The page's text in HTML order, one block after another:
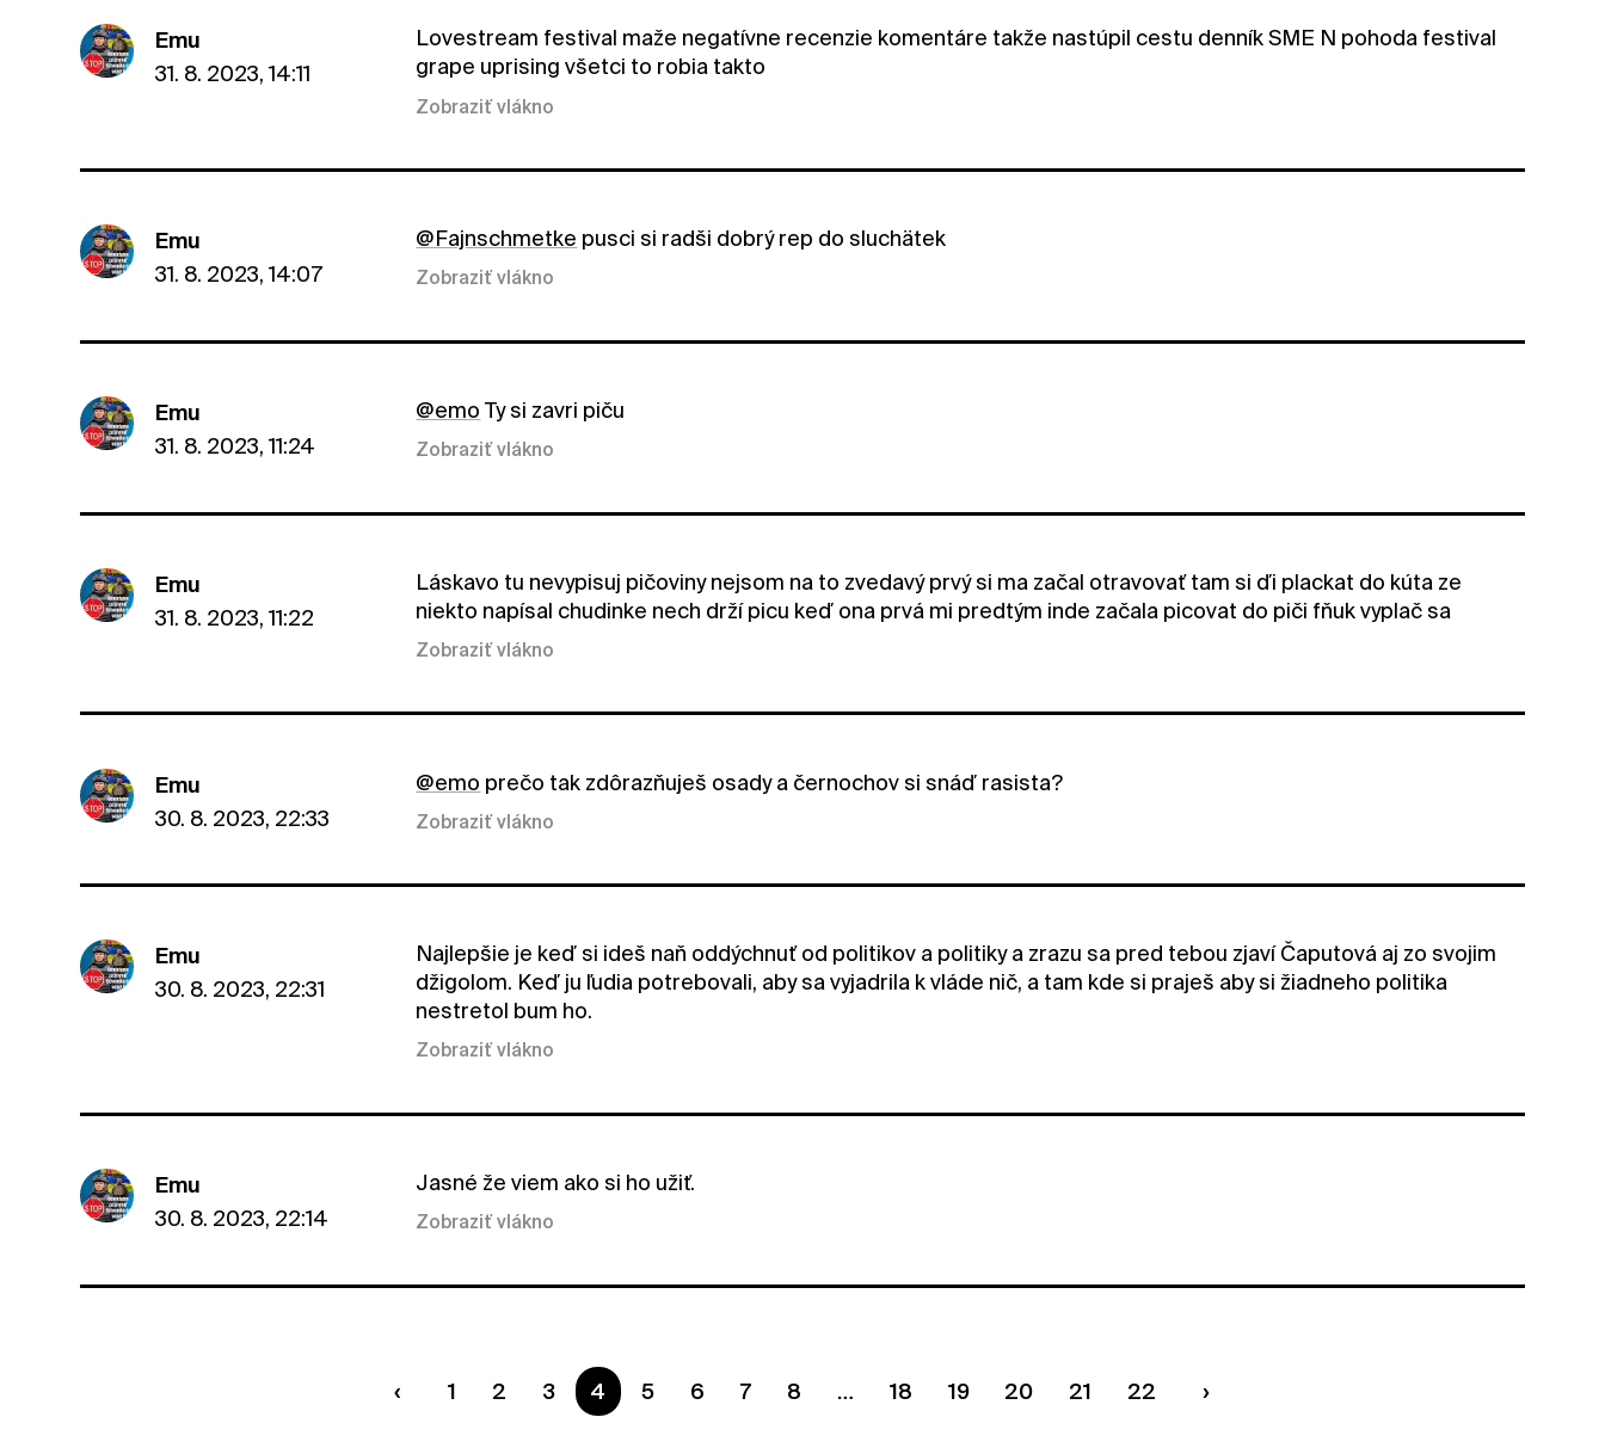
Emu
31. 8. 2023, 14:11
Lovestream festival maže negatívne recenzie komentáre takže nastúpil cestu denník SME N pohoda festival
grape uprising všetci to robia takto
Zobraziť vlákno
Emu
31. 8. 2023, 14:07
@Fajnschmetke pusci si radši dobrý rep do sluchätek
Zobraziť vlákno
Emu
31. 8. 2023, 11:24
@emo Ty si zavri piču
Zobraziť vlákno
Emu
31. 8. 2023, 11:22
Láskavo tu nevypisuj pičoviny nejsom na to zvedavý prvý si ma začal otravovať tam si ďi plackat do kúta ze
niekto napísal chudinke nech drží picu keď ona prvá mi predtým inde začala picovat do piči fňuk vyplač sa
Zobraziť vlákno
Emu
30. 8. 2023, 22:33
@emo prečo tak zdôrazňuješ osady a černochov si snáď rasista?
Zobraziť vlákno
Emu
30. 8. 2023, 22:31
Najlepšie je keď si ideš naň oddýchnuť od politikov a politiky a zrazu sa pred tebou zjaví Čaputová aj zo svojim
džigolom. Keď ju ľudia potrebovali, aby sa vyjadrila k vláde nič, a tam kde si praješ aby si žiadneho politika
nestretol bum ho.
Zobraziť vlákno
Emu
30. 8. 2023, 22:14
Jasné že viem ako si ho užiť.
Zobraziť vlákno
1 2 3 Ste na strane
4 5 6 7 8 18 19 20 21 22